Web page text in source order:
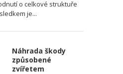
o celkové struktuře
je...
Náhrada škody
způsobené
zvířetem